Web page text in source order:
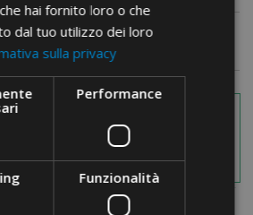
Imagini cu
hai fornito loro o che
dal tuo utilizzo dei loro
sulla privacy
Performance
Funzionalità